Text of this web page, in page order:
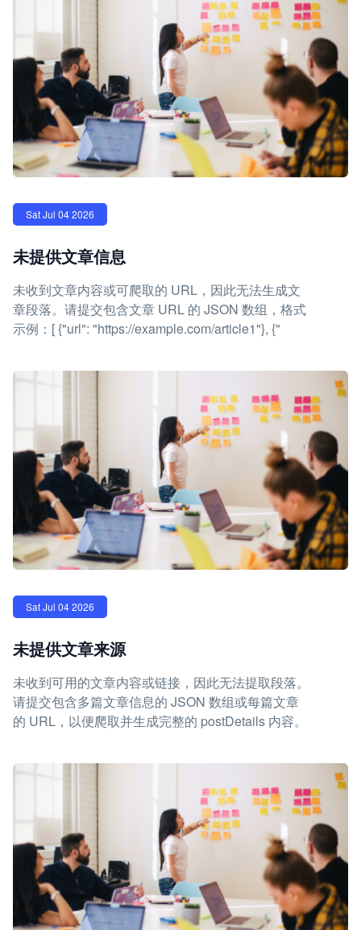
Sat Jul 04 2026
未提供文章信息
未收到文章内容或可爬取的 URL，因此无法生成文
章段落。请提交包含文章 URL 的 JSON 数组，格式
示例：[ {"url": "https://example.com/article1"}, {"
Sat Jul 04 2026
未提供文章来源
未收到可用的文章内容或链接，因此无法提取段落。
请提交包含多篇文章信息的 JSON 数组或每篇文章
的 URL，以便爬取并生成完整的 postDetails 内容。